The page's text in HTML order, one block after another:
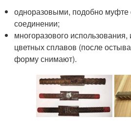
одноразовыми, подобно муфте
соединении;
многоразового
цветных сплавов (после
форму снимают).